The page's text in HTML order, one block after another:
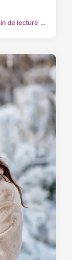
de lecture →